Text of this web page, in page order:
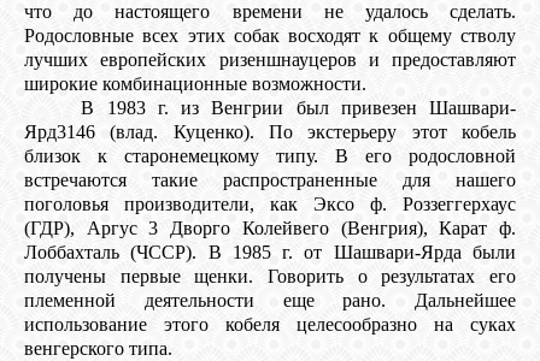
что до настоящего времени не удалось сделать.
Родословные всех этих собак восходят к общему стволу
лучших европейских ризеншнауцеров и предоставляют
широкие комбинационные возможности.
В 1983 г. из Венгрии был привезен Шашвари-
Ярд3146 (влад. Куценко). По экстерьеру этот кобель
близок к старонемецкому типу. В его родословной
встречаются такие распространенные для нашего
поголовья производители, как Эксо ф. Роззеггерхаус
(ГДР), Аргус 3 Дворго Колейвего (Венгрия), Карат ф.
Лоббахталь (ЧССР). В 1985 г. от Шашвари-Ярда были
получены первые щенки. Говорить о результатах его
племенной деятельности еще рано. Дальнейшее
использование этого кобеля целесообразно на суках
венгерского типа.